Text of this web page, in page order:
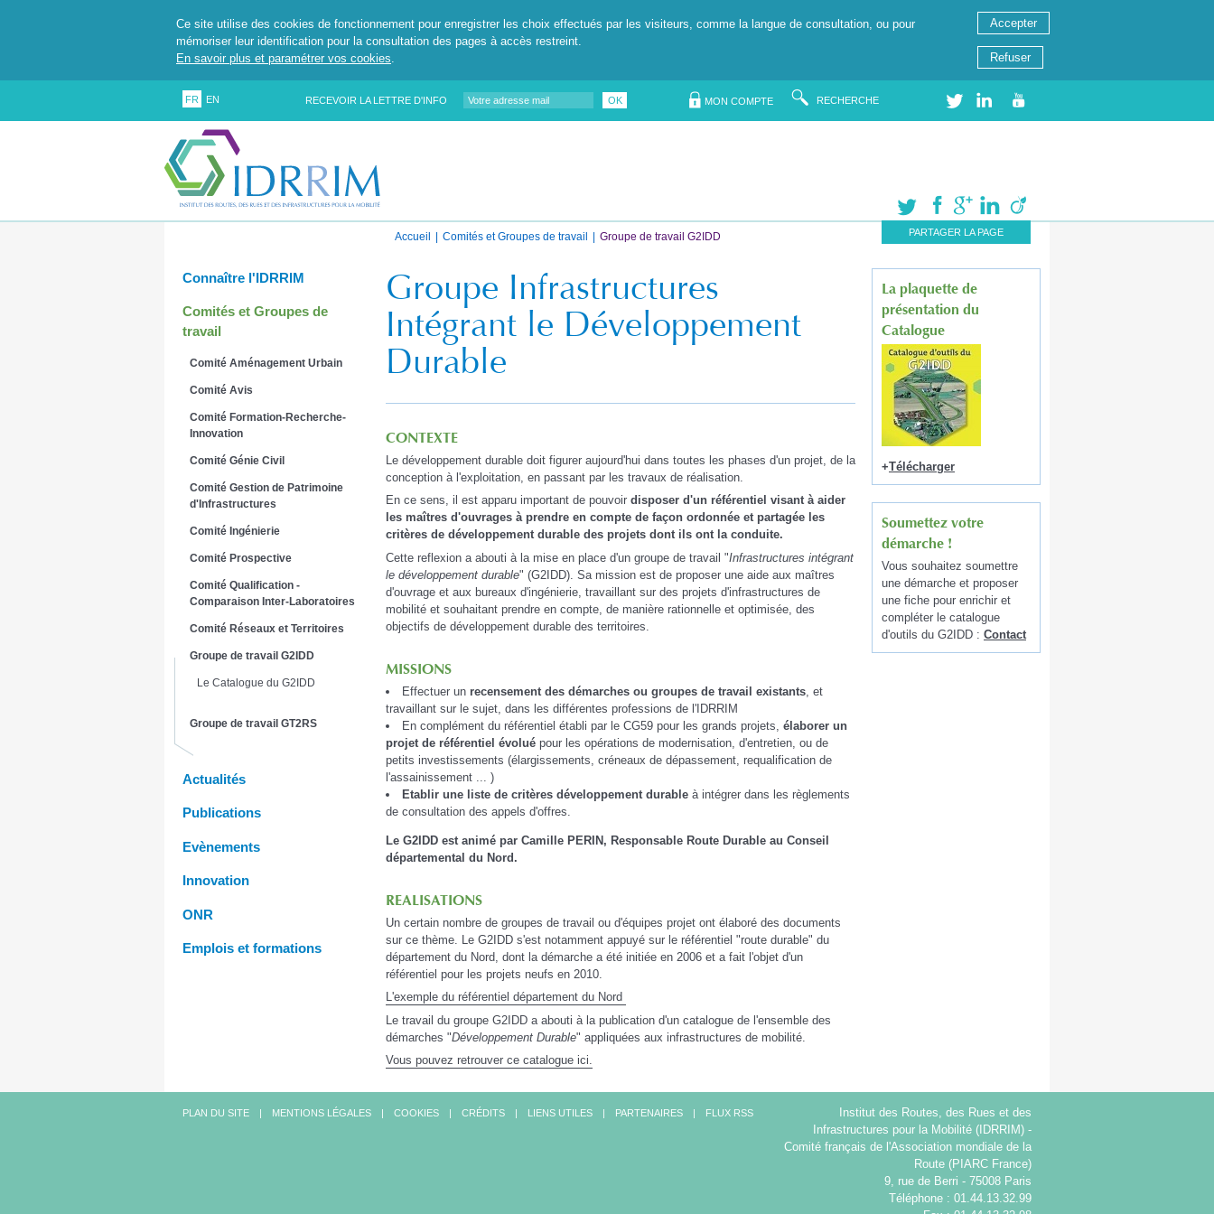
Ce site utilise des cookies de fonctionnement pour enregistrer les choix effectués par les visiteurs, comme la langue de consultation, ou pour
mémoriser leur identification pour la consultation des pages à accès restreint.
En savoir plus et paramétrer vos cookies
Accepter
Refuser
FR EN RECEVOIR LA LETTRE D'INFO OK MON COMPTE RECHERCHE
PARTAGER LA PAGE
Accueil Comités et Groupes de travail Groupe de travail G2IDD
Connaître l'IDRRIM
Comités et Groupes de
travail
Comité Aménagement Urbain
Comité Avis
Comité Formation-Recherche-
Innovation
Comité Génie Civil
Comité Gestion de Patrimoine
d'Infrastructures
Comité Ingénierie
Comité Prospective
Comité Qualification -
Comparaison Inter-Laboratoires
Comité Réseaux et Territoires
Groupe de travail G2IDD
Le Catalogue du G2IDD
Groupe de travail GT2RS
Actualités
Publications
Evènements
Innovation
ONR
Emplois et formations
Groupe Infrastructures
Intégrant le Développement
Durable
CONTEXTE
Le développement durable doit figurer aujourd'hui dans toutes les phases d'un projet, de la
conception à l'exploitation, en passant par les travaux de réalisation.
En ce sens, il est apparu important de pouvoir disposer d'un référentiel visant à aider
les maîtres d'ouvrages à prendre en compte de façon ordonnée et partagée les
critères de développement durable des projets dont ils ont la conduite.
Cette reflexion a abouti à la mise en place d'un groupe de travail "Infrastructures intégrant
le développement durable" (G2IDD). Sa mission est de proposer une aide aux maîtres
d'ouvrage et aux bureaux d'ingénierie, travaillant sur des projets d'infrastructures de
mobilité et souhaitant prendre en compte, de manière rationnelle et optimisée, des
objectifs de développement durable des territoires.
MISSIONS
Effectuer un recensement des démarches ou groupes de travail existants , et
travaillant sur le sujet, dans les différentes professions de l'IDRRIM
En complément du référentiel établi par le CG59 pour les grands projets, élaborer un
projet de référentiel évolué pour les opérations de modernisation, d'entretien, ou de
petits investissements (élargissements, créneaux de dépassement, requalification de
l'assainissement ... )
Etablir une liste de critères développement durable à intégrer dans les règlements
de consultation des appels d'offres.
Le G2IDD est animé par Camille PERIN, Responsable Route Durable au Conseil
départemental du Nord.
REALISATIONS
Un certain nombre de groupes de travail ou d'équipes projet ont élaboré des documents
sur ce thème. Le G2IDD s'est notamment appuyé sur le référentiel "route durable" du
département du Nord, dont la démarche a été initiée en 2006 et a fait l'objet d'un
référentiel pour les projets neufs en 2010.
L'exemple du référentiel département du Nord
Le travail du groupe G2IDD a abouti à la publication d'un catalogue de l'ensemble des
démarches "Développement Durable" appliquées aux infrastructures de mobilité.
Vous pouvez retrouver ce catalogue ici.
La plaquette de
présentation du
Catalogue
+Télécharger
Soumettez votre
démarche !
Vous souhaitez soumettre
une démarche et proposer
une fiche pour enrichir et
compléter le catalogue
d'outils du G2IDD : Contact
PLAN DU SITE MENTIONS LÉGALES COOKIES CRÉDITS LIENS UTILES PARTENAIRES FLUX RSS
Institut des Routes, des Rues et des
Infrastructures pour la Mobilité (IDRRIM) -
Comité français de l'Association mondiale de la
Route (PIARC France)
9, rue de Berri - 75008 Paris
Téléphone : 01.44.13.32.99